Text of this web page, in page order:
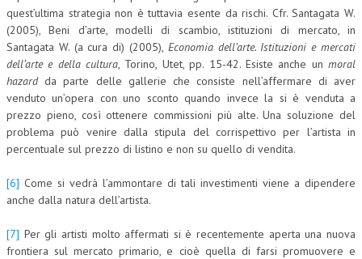
quest’ultima strategia non è tuttavia esente da rischi. Cfr. Santagata W.
(2005), Beni d’arte, modelli di scambio, istituzioni di mercato, in
Santagata W. (a cura di) (2005), Economia dell’arte. Istituzioni e mercati
dell’arte e della cultura, Torino, Utet, pp. 15-42. Esiste anche unmoral
hazardda parte delle gallerie che consiste nell’affermare di aver
venduto un’opera con uno sconto quando invece la si è venduta a
prezzo pieno, così ottenere commissioni più alte. Una soluzione del
problema può venire dalla stipula del corrispettivo per l’artista in
percentuale sul prezzo di listino e non su quello di vendita.
[6] Come si vedrà l’ammontare di tali investimenti viene a dipendere
anche dalla natura dell’artista.
[7] Per gli artisti molto affermati si è recentemente aperta una nuova
frontiera sul mercato primario, e cioè quella di farsi promuovere e